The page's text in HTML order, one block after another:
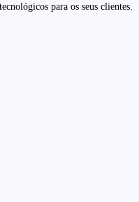
para os seus clientes.